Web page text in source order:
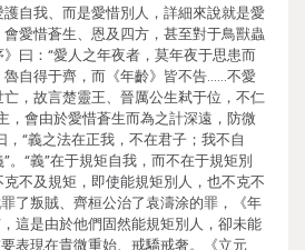
自我、而是愛惜別人，詳細來說就是愛
愛惜蒼生、恩及四方，甚至對于鳥獸蟲
曰：“愛人之年夜者，莫年夜于思患而
自得于齊，而《年齡》皆不告……不愛
，故言楚靈王、晉厲公生弒于位，不仁
，會由於愛惜蒼生而為之計深遠，防微
“義之法在正我，不在君子；我不自
。“義”在于規矩自我，而不在于規矩別
不及規矩，即使能規矩別人，也不克不
了叛賊、齊桓公治了袁濤涂的罪，《年
這是由於他們固然能規矩別人，卻未能
表現在貴微重始、戒驕戒奢。《立元